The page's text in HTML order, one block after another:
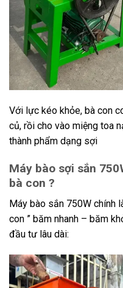
Với lực kéo khỏe, bà con
củ, rồi cho vào miệng toa
thành phẩm dạng sợi
Máy bào sợi sắn
bà con ?
Máy bào sắn 750W chính
con ” băm nhanh – băm
đầu tư lâu dài: